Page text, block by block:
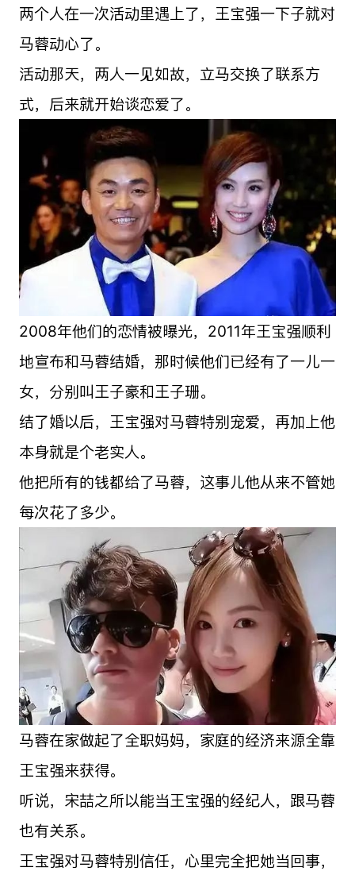
两个人在一次活动里遇上了，王宝强一下子就对
马蓉动心了。
活动那天，两人一见如故，立马交换了联系方
式，后来就开始谈恋爱了。
2008年他们的恋情被曝光，2011年王宝强顺利
地宣布和马蓉结婚，那时候他们已经有了一儿一
女，分别叫王子豪和王子珊。
结了婚以后，王宝强对马蓉特别宠爱，再加上他
本身就是个老实人。
他把所有的钱都给了马蓉，这事儿他从来不管她
每次花了多少。
马蓉在家做起了全职妈妈，家庭的经济来源全靠
王宝强来获得。
听说，宋喆之所以能当王宝强的经纪人，跟马蓉
也有关系。
王宝强对马蓉特别信任，心里完全把她当回事，